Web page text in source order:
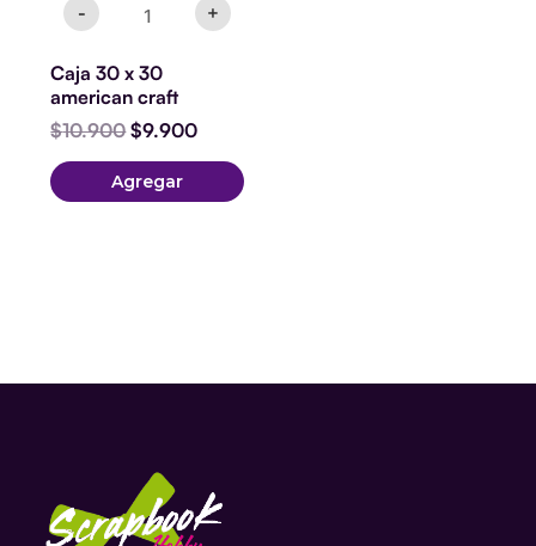
- +
Caja 30 x 30
american craft
$10.900 $9.900
Agregar